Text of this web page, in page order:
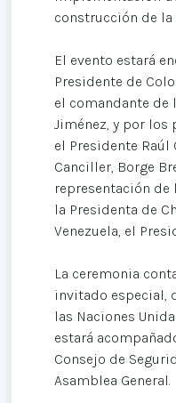
construcción de la
El evento estará
Presidente de
el comandante de
Jiménez, y por los
el Presidente Raúl
Canciller, Borge
representación de
la Presidenta de
Venezuela, el
La ceremonia
invitado especial,
las Naciones
estará
Consejo de
Asamblea General.